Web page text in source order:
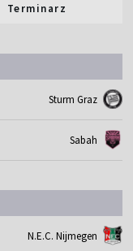
Terminarz
Sturm Graz
Sabah
N.E.C. Nijmegen